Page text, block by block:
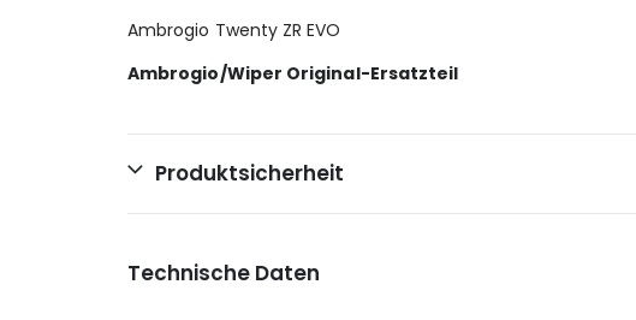
Ambrogio Twenty ZR EVO
Ambrogio/Wiper Original-Ersatzteil
Produktsicherheit
Technische Daten